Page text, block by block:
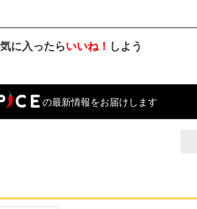
に入ったらいいね！ しよう
の最新情報をお届けします